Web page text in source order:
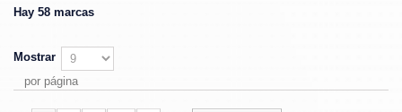
Hay 58 marcas
Mostrar
por página